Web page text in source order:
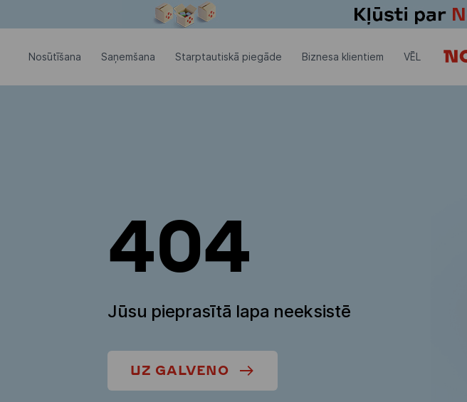
Nosūtīšana Saņemšana Starptautiskā piegāde Biznesa klientiem VĒL
404
Jūsu pieprasītā lapa neeksistē
UZ GALVENO